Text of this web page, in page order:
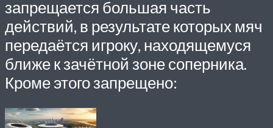
запрещается большая часть
действий, в результате которых мяч
передаётся игроку, находящемуся
ближе к зачётной зоне соперника.
Кроме этого запрещено: